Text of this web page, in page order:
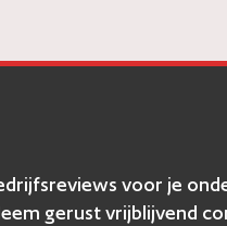
voor je
gerust vrijblijvend